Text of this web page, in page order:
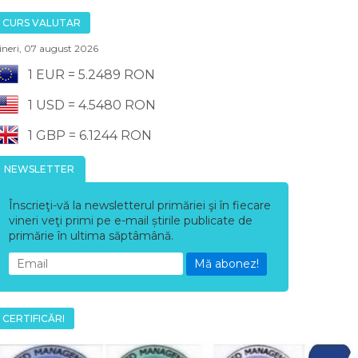
CURS VALUTAR
07 august 2026
1 EUR = 5.2489 RON
1 USD = 4.5480 RON
1 GBP = 6.1244 RON
NEWSLETTER
Înscrieţi-vă la newsletterul primăriei şi în fiecare
vineri veţi primi pe e-mail știrile publicate de
primărie în ultima săptâmână.
Mă abonez!
CERTIFICĂRI